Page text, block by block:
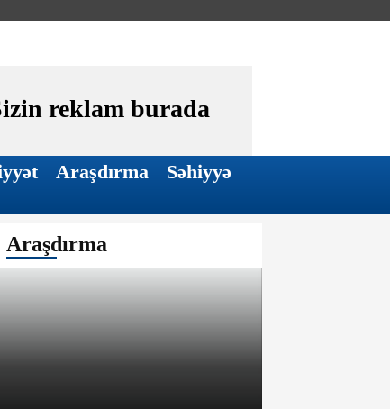
reklam burada
Araşdırma
Səhiyyə
Araşdırma